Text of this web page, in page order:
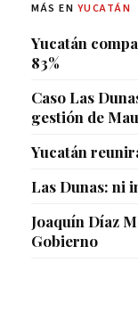
MÁS EN YUCATÁN
Yucatán
83%
Caso Las
gestión de
Yucatán
Las Dunas: ni
Joaquín Díaz
Gobierno